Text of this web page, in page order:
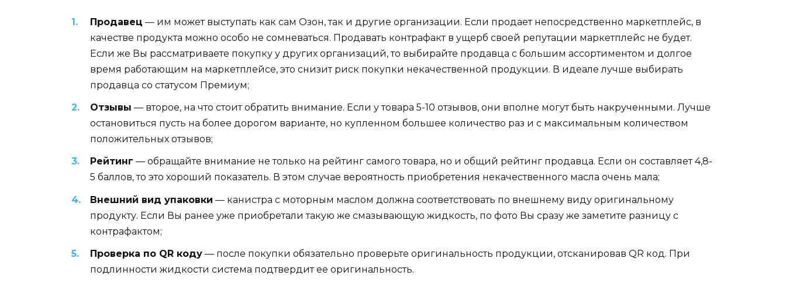
Продавец — им может выступать как сам Озон, так и другие организации. Если продает непосредственно маркетплейс, в
качестве продукта можно особо не сомневаться. Продавать контрафакт в ущерб своей репутации маркетплейс не будет.
Если же Вы рассматриваете покупку у других организаций, то выбирайте продавца с большим ассортиментом и долгое
время работающим на маркетплейсе, это снизит риск покупки некачественной продукции. В идеале лучше выбирать
продавца со статусом Премиум;
Отзывы — второе, на что стоит обратить внимание. Если у товара 5-10 отзывов, они вполне могут быть накрученными. Лучше
остановиться пусть на более дорогом варианте, но купленном большее количество раз и с максимальным количеством
положительных отзывов;
Рейтинг — обращайте внимание не только на рейтинг самого товара, но и общий рейтинг продавца. Если он составляет 4,8-
5 баллов, то это хороший показатель. В этом случае вероятность приобретения некачественного масла очень мала;
Внешний вид упаковки — канистра с моторным маслом должна соответствовать по внешнему виду оригинальному
продукту. Если Вы ранее уже приобретали такую же смазывающую жидкость, по фото Вы сразу же заметите разницу с
контрафактом;
Проверка по QR коду — после покупки обязательно проверьте оригинальность продукции, отсканировав QR код. При
подлинности жидкости система подтвердит ее оригинальность.